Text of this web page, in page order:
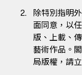
除特別指明
面同意，以
版、上載、
藝術作品。
局版權，請